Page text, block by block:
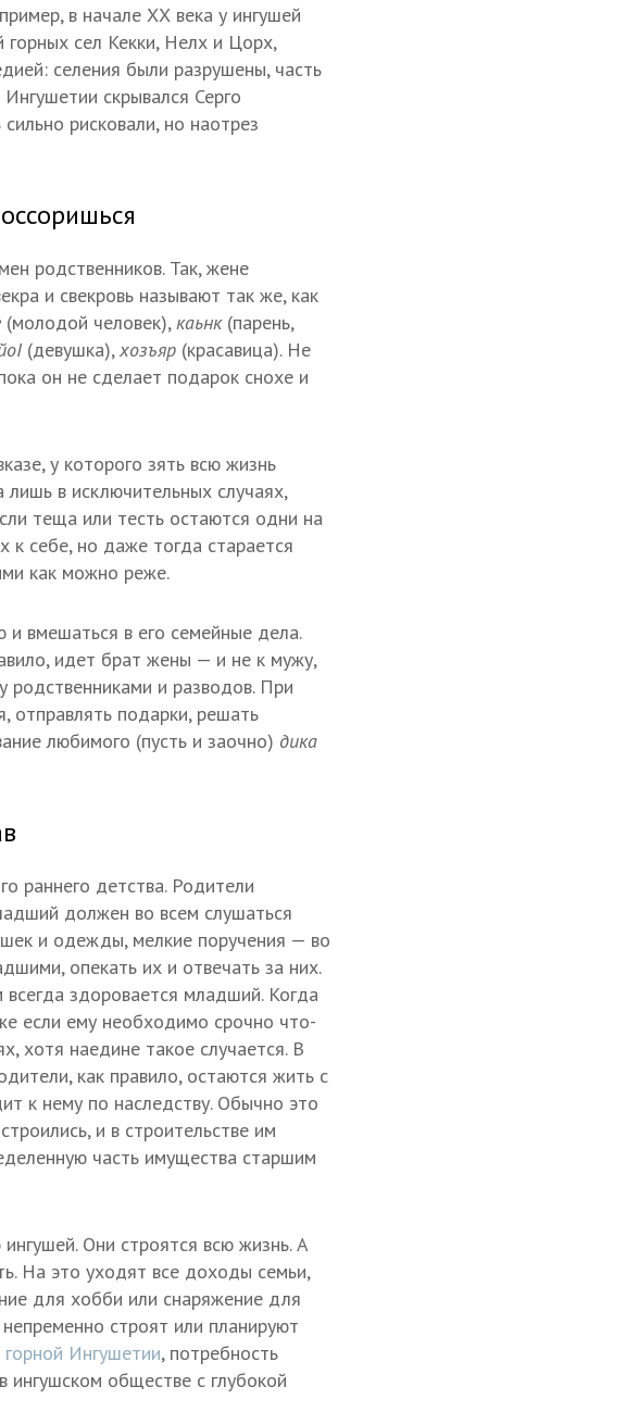
в начале ХХ века у ингушей
горных сел Кекки, Нелх и Цорх,
селения были разрушены, часть
скрывался Серго
рисковали, но наотрез
родственников. Так, жене
и свекровь называют так же, как
(молодой человек),каьнк (парень,
(девушка),хозъяр (красавица). Не
он не сделает подарок снохе и
у которого зять всю жизнь
в исключительных случаях,
теща или тесть остаются одни на
к себе, но даже тогда старается
как можно реже.
вмешаться в его семейные дела.
идет брат жены — и не к мужу,
родственниками и разводов. При
отправлять подарки, решать
любимого (пусть и заочно) дика
раннего детства. Родители
должен во всем слушаться
и одежды, мелкие поручения — во
опекать их и отвечать за них.
здоровается младший. Когда
если ему необходимо срочно что-
хотя наедине такое случается. В
как правило, остаются жить с
к нему по наследству. Обычно это
и в строительстве им
часть имущества старшим
Они строятся всю жизнь. А
На это уходят все доходы семьи,
для хобби или снаряжение для
строят или планируют
горной Ингушетии, потребность
ингушском обществе с глубокой